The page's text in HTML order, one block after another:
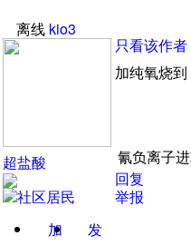
离线 kio3
超盐酸
加
发
只看该作者
加纯氧烧到
氰负离子
回复
举报